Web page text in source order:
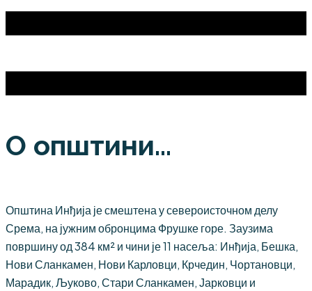
О општини...
Општина Инђија је смештена у североисточном делу
Срема, на јужним обронцима Фрушке горе. Заузима
површину од 384 км² и чини је 11 насеља: Инђија, Бешка,
Нови Сланкамен, Нови Карловци, Крчедин, Чортановци,
Марадик, Љуково, Стари Сланкамен, Јарковци и